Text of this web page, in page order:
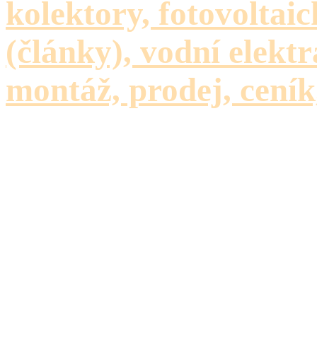
kolektory,
(články), vodní
montáž, prodej,